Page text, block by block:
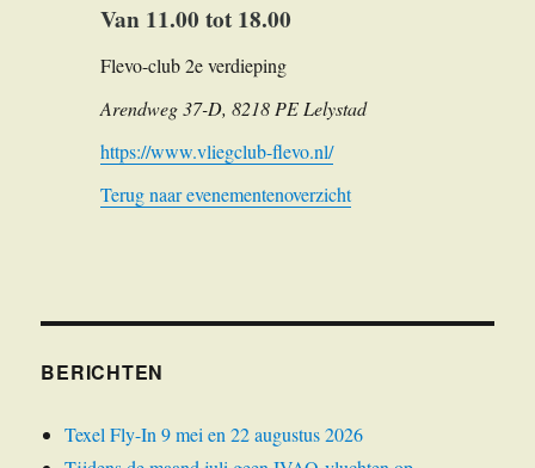
Van 11.00 tot 18.00
Flevo-club 2e verdieping
Arendweg 37-D, 8218 PE Lelystad
https://www.vliegclub-flevo.nl/
Terug naar evenementenoverzicht
BERICHTEN
Texel Fly-In 9 mei en 22 augustus 2026